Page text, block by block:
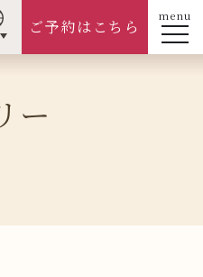
menu
ご予約はこちら
ー